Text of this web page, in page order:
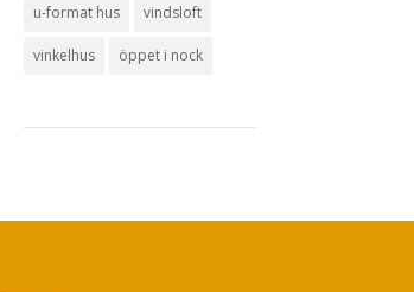
u-format hus vindsloft
vinkelhus öppet i nock